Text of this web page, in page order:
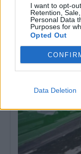
I want to opt-
Retention,
Personal Data
Purposes for
Opted Out
Data Deletion
dos árbitros para a
6 Agosto, 2026 - 11:29